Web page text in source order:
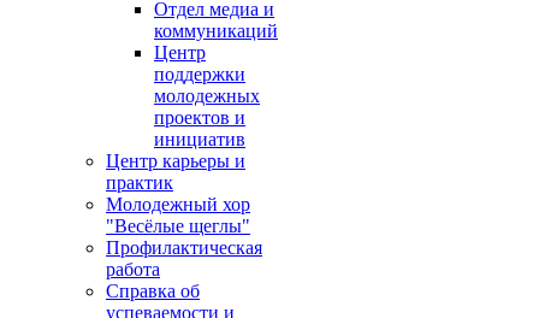
Отдел медиа и
коммуникаций
Центр
поддержки
молодежных
проектов и
инициатив
Центр карьеры и
практик
Молодежный хор
"Весёлые щеглы"
Профилактическая
работа
Справка об
успеваемости и